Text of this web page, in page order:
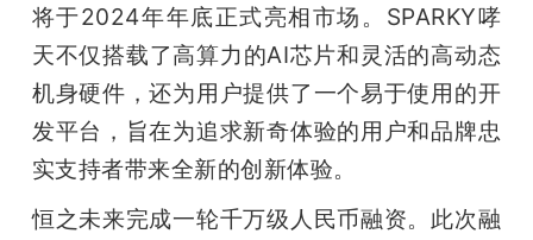
将于2024年年底正式亮相市场。SPARKY哮
天不仅搭载了高算力的AI芯片和灵活的高动态
机身硬件，还为用户提供了一个易于使用的开
发平台，旨在为追求新奇体验的用户和品牌忠
实支持者带来全新的创新体验。
恒之未来完成一轮千万级人民币融资。此次融